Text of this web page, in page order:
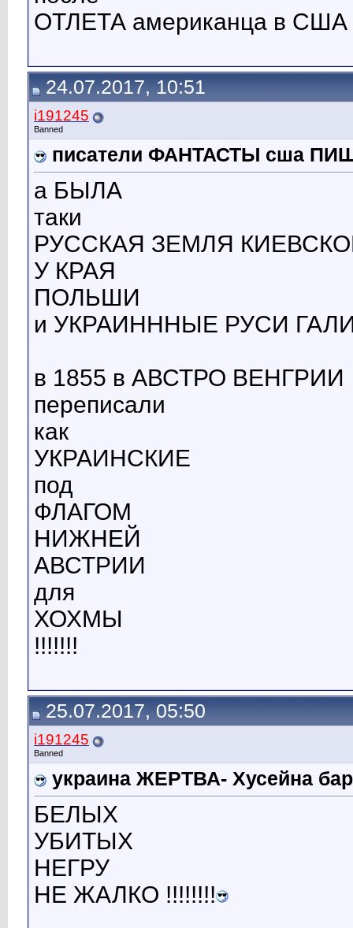
ОТЛЕТА американца в США
24.07.2017, 10:51
i191245
Banned
писатели ФАНТАСТЫ сша
а БЫЛА
таки
РУССКАЯ ЗЕМЛЯ
У КРАЯ
ПОЛЬШИ
и УКРАИНННЫЕ РУСИ
в 1855 в АВСТРО ВЕНГРИИ
переписали
как
УКРАИНСКИЕ
под
ФЛАГОМ
НИЖНЕЙ
АВСТРИИ
для
ХОХМЫ
!!!!!!!
25.07.2017, 05:50
i191245
Banned
украина ЖЕРТВА- Хусейна
БЕЛЫХ
УБИТЫХ
НЕГРУ
НЕ ЖАЛКО !!!!!!!!